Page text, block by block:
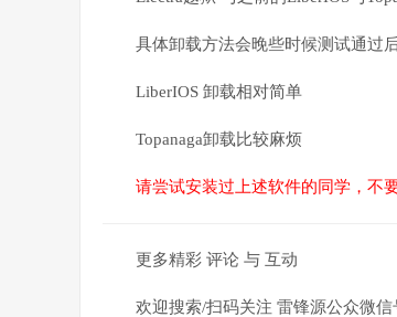
具体卸载方法会晚些时候测试通过
LiberIOS 卸载相对简单
Topanaga卸载比较麻烦
请尝试安装过上述软件的同学，不
更多精彩 评论 与 互动
欢迎搜索/扫码关注 雷锋源公众微信